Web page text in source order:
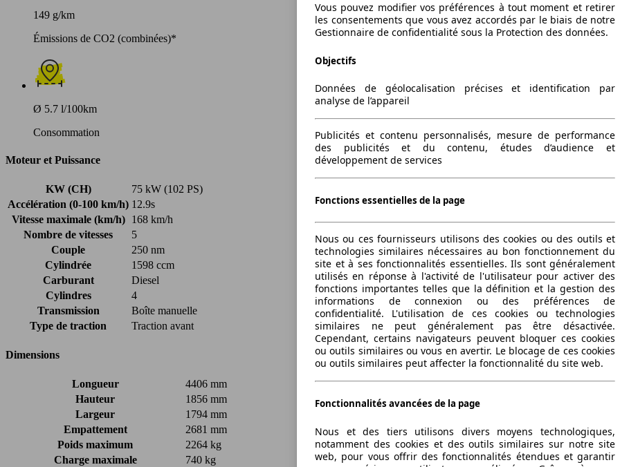
149 g/km
Émissions de CO2 (combinées)*
Ø 5.7 l/100km
Consommation
Moteur et Puissance
KW (CH)
75 kW (102 PS)
Accélération (0-100 km/h) 12.9s
Vitesse maximale (km/h)
168 km/h
Nombre de vitesses
5
Couple
250 nm
Cylindrée
1598 ccm
Carburant
Diesel
Cylindres
4
Transmission
Boîte manuelle
Type de traction
Traction avant
Dimensions
Longueur
4406 mm
Hauteur
1856 mm
Largeur
1794 mm
Empattement
2681 mm
Poids maximum
2264 kg
Charge maximale
740 kg
Vous pouvez modifier vos préférences à tout moment et retirer
les consentements que vous avez accordés par le biais de notre
Gestionnaire de confidentialité sous la Protection des données.
Objectifs
Données de géolocalisation précises et identification par
analyse de l’appareil
Publicités et contenu personnalisés, mesure de performance
des publicités et du contenu, études d’audience et
développement de services
Fonctions essentielles de la page
Nous ou ces fournisseurs utilisons des cookies ou des outils et
technologies similaires nécessaires au bon fonctionnement du
site et à ses fonctionnalités essentielles. Ils sont généralement
utilisés en réponse à l'activité de l'utilisateur pour activer des
fonctions importantes telles que la définition et la gestion des
informations de connexion ou des préférences de
confidentialité. L'utilisation de ces cookies ou technologies
similaires ne peut généralement pas être désactivée.
Cependant, certains navigateurs peuvent bloquer ces cookies
ou outils similaires ou vous en avertir. Le blocage de ces cookies
ou outils similaires peut affecter la fonctionnalité du site web.
Fonctionnalités avancées de la page
Nous et des tiers utilisons divers moyens technologiques,
notamment des cookies et des outils similaires sur notre site
web, pour vous offrir des fonctionnalités étendues et garantir